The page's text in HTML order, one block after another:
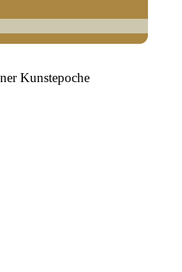
Kunstepoche